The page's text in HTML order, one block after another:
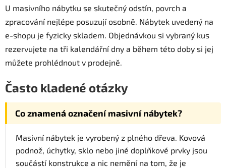
U masivního nábytku se skutečný odstín, povrch a
zpracování nejlépe posuzují osobně. Nábytek uvedený na
e-shopu je fyzicky skladem. Objednávkou si vybraný kus
rezervujete na tři kalendářní dny a během této doby si jej
můžete prohlédnout v prodejně.
Často kladené otázky
Co znamená označení masivní nábytek?
Masivní nábytek je vyrobený z plného dřeva. Kovová
podnož, úchytky, sklo nebo jiné doplňkové prvky jsou
součástí konstrukce a nic nemění na tom, že je